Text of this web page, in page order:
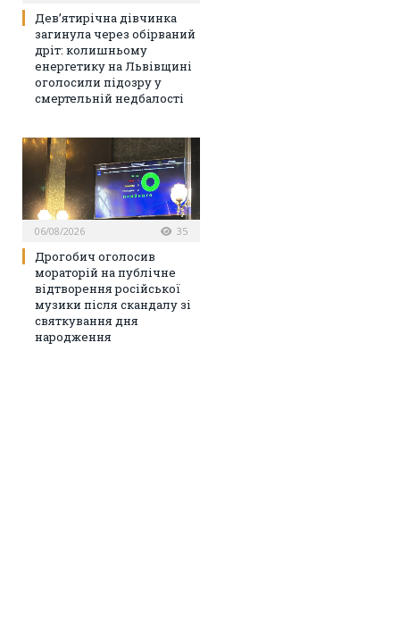
Дев’ятирічна дівчинка
загинула через обірваний
дріт: колишньому
енергетику на Львівщині
оголосили підозру у
смертельній недбалості
06/08/2026 35
Дрогобич оголосив
мораторій на публічне
відтворення російської
музики після скандалу зі
святкування дня
народження